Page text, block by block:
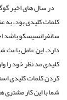
در سال های اخیر
کلمات کلیدی بود، به
سانفرانسیسکو باشد
دارد. این عامل باعث
کلیدی مد نظر خود را
کردن کلمات کلیدی
شما با این کار